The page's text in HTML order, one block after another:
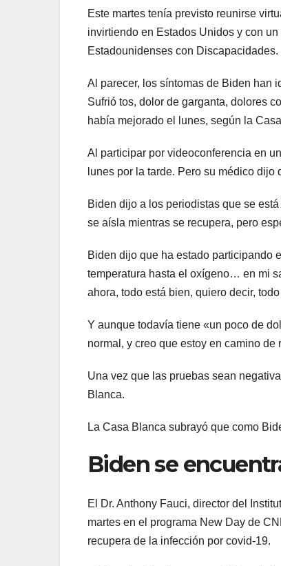
Este martes tenía previsto reunirse
invirtiendo en Estados Unidos y con
Estadounidenses con Discapacidades.
Al parecer, los síntomas de Biden han
Sufrió tos, dolor de garganta, dolores
había mejorado el lunes, según la
Al participar por videoconferencia en
lunes por la tarde. Pero su médico
Biden dijo a los periodistas que se
se aísla mientras se recupera, pero
Biden dijo que ha estado participando
temperatura hasta el oxígeno… en mi
ahora, todo está bien, quiero decir,
Y aunque todavía tiene «un poco de
normal, y creo que estoy en camino de
Una vez que las pruebas sean
Blanca.
La Casa Blanca subrayó que como
Biden se
El Dr. Anthony Fauci, director del
martes en el programa New Day de
recupera de la infección por covid-19.